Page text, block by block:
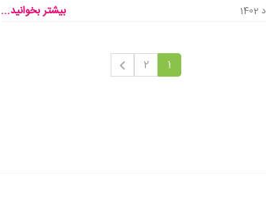
بیشتر بخوانید...
1
2